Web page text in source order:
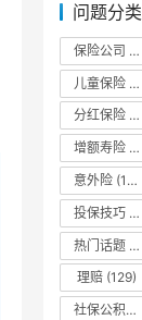
问题分类
保险公司
儿童保险
分红保险
增额寿险
意外险 (143)
投保技巧
热门话题
理赔 (129)
社保公积金